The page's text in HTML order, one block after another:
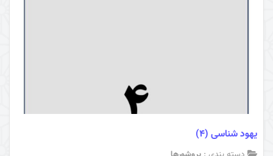
یهود شناسی (4)